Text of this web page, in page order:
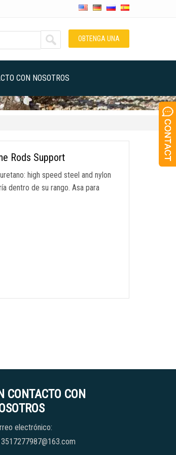
OBTENGA UNA
CON NOSOTROS
Rods Support
high speed steel and nylon
dentro de su rango. Asa para
CONTACTO CON
electrónico: